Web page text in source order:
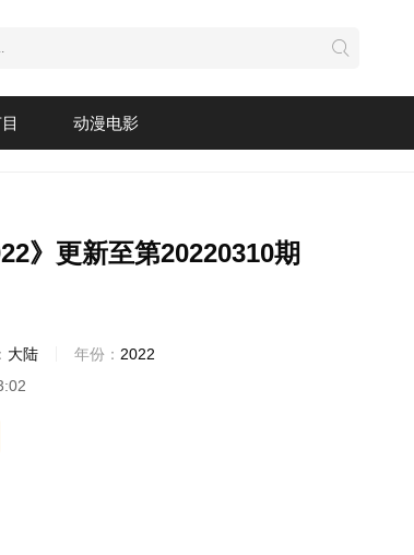
动漫电影
》更新至第20220310期
大陆 年份： 2022